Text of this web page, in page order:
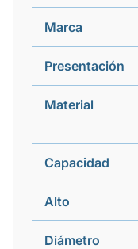
Marca
Presentación
Material
Capacidad
Alto
Diámetro